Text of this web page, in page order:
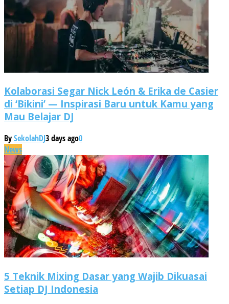
Kolaborasi Segar Nick León & Erika de Casier
di ‘Bikini’ — Inspirasi Baru untuk Kamu yang
Mau Belajar DJ
BySekolahDJ3 days ago0
News
5 Teknik Mixing Dasar yang Wajib Dikuasai
Setiap DJ Indonesia